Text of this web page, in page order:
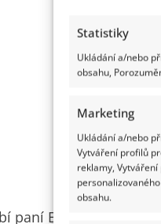
Statistiky
Ukládání a/nebo
obsahu,
Marketing
Ukládání a/nebo
Vytváření profilů
reklamy,
obsahu.
paní Eliška, která